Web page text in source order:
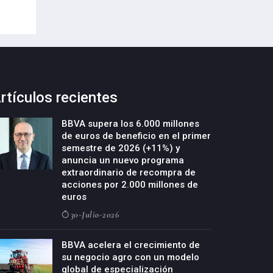
recientes
BBVA supera los 6.000 millones
de euros de beneficio en el primer
semestre de 2026 (+11%) y
anuncia un nuevo programa
extraordinario de recompra de
acciones por 2.000 millones de
euros
30-Julio-2026
BBVA acelera el crecimiento de
su negocio agro con un modelo
global de especialización